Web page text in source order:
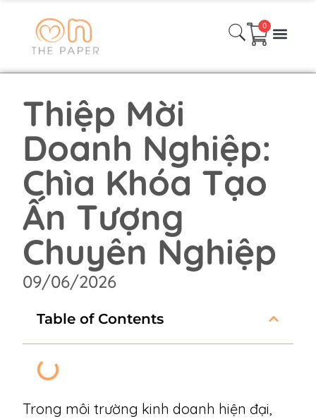
0
Thiệp Mời
Doanh Nghiệp:
Chìa Khóa Tạo
Ấn Tượng
Chuyên Nghiệp
09/06/2026
Table of Contents
Trong môi trường kinh doanh hiện đại,